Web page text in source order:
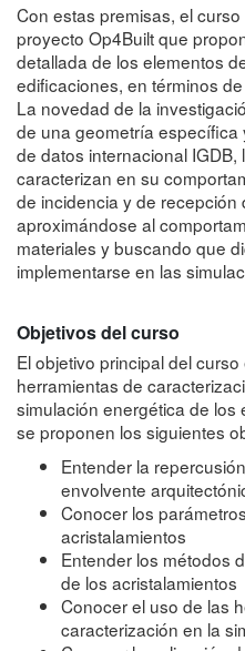
Con estas premisas, el
proyecto Op4Built que
detallada de los elementos
edificaciones, en términos
La novedad de la
de una geometría
de datos internacional
caracterizan en su
de incidencia y de recepción
aproximándose al
materiales y buscando que
implementarse en las
Objetivos del curso
El objetivo principal del
herramientas de
simulación energética de los
se proponen los siguientes
Entender la
envolvente
Conocer los
acristalamientos
Entender los métodos
de los acristalamientos
Conocer el uso de las
caracterización en la